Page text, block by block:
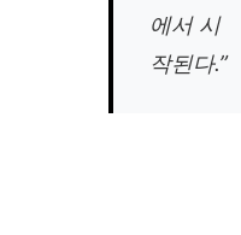
에서 시
작된다.”